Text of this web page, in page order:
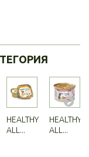
HEALTHY
ALL...
HEALTHY
ALL...